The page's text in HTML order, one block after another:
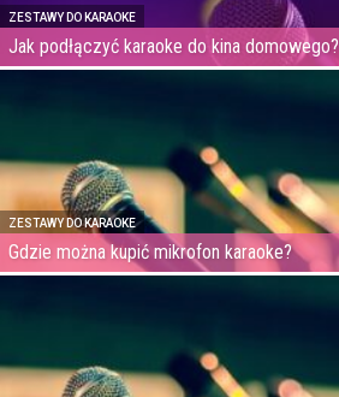
ZESTAWY DO KARAOKE
Jak podłączyć karaoke do kina domowego?
ZESTAWY DO KARAOKE
Gdzie można kupić mikrofon karaoke?